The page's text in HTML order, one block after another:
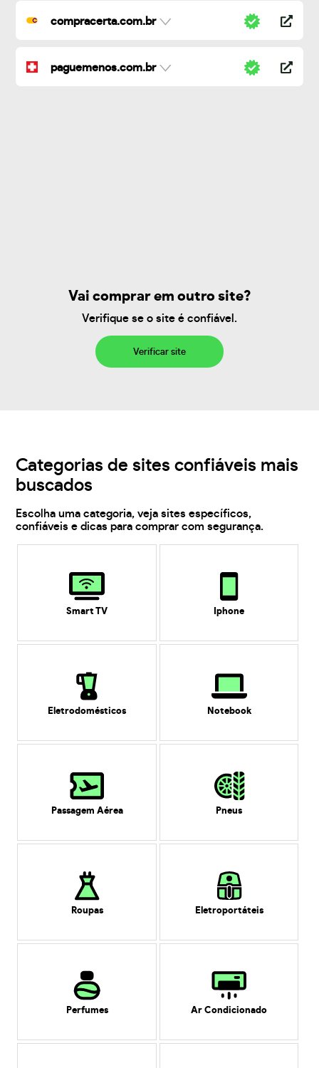
compracerta.com.br
paguemenos.com.br
Vai comprar em outro site?
Verifique se o site é confiável.
Verificar site
Categorias de sites confiáveis mais
buscados
Escolha uma categoria, veja sites específicos,
confiáveis e dicas para comprar com segurança.
Smart TV Iphone
Eletrodomésticos Notebook
Passagem Aérea Pneus
Roupas Eletroportáteis
Perfumes Ar Condicionado